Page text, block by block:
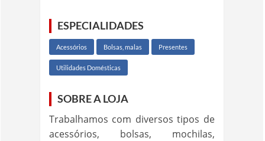
ESPECIALIDADES
Acessórios Bolsas, malas Presentes
Utilidades Domésticas
SOBRE A LOJA
Trabalhamos com diversos tipos de
acessórios, bolsas, mochilas,